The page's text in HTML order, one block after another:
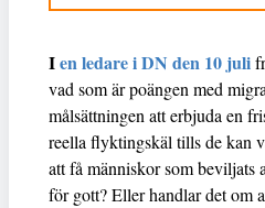
Ien ledare i DN den 10 juli
vad som är poängen med
målsättningen att erbjuda en
reella flyktingskäl tills de kan
att få människor som beviljats
för gott? Eller handlar det om